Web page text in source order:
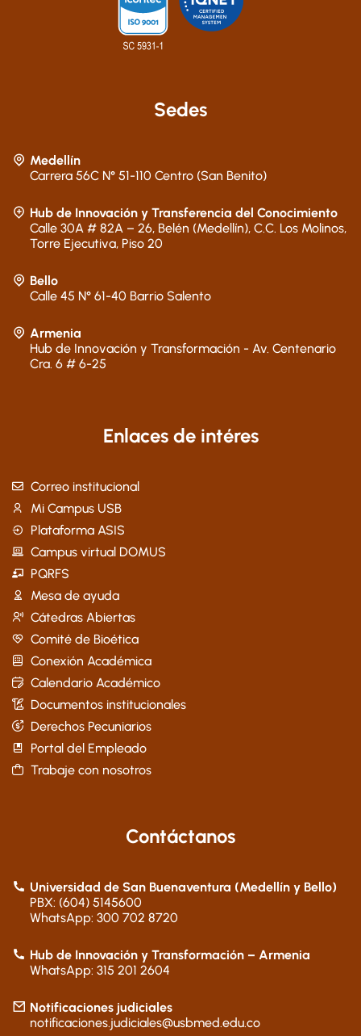
Sedes
Medellín
Carrera 56C N° 51-110 Centro (San Benito)
Hub de Innovación y Transferencia del Conocimiento
Calle 30A # 82A – 26, Belén (Medellín), C.C. Los Molinos,
Torre Ejecutiva, Piso 20
Bello
Calle 45 N° 61-40 Barrio Salento
Armenia
Hub de Innovación y Transformación - Av. Centenario
Cra. 6 # 6-25
Enlaces de intéres
Correo institucional
Mi Campus USB
Plataforma ASIS
Campus virtual DOMUS
PQRFS
Mesa de ayuda
Cátedras Abiertas
Comité de Bioética
Conexión Académica
Calendario Académico
Documentos institucionales
Derechos Pecuniarios
Portal del Empleado
Trabaje con nosotros
Contáctanos
Universidad de San Buenaventura (Medellín y Bello)
PBX: (604) 5145600
WhatsApp: 300 702 8720
Hub de Innovación y Transformación – Armenia
WhatsApp: 315 201 2604
Notificaciones judiciales
notificaciones.judiciales@usbmed.edu.co